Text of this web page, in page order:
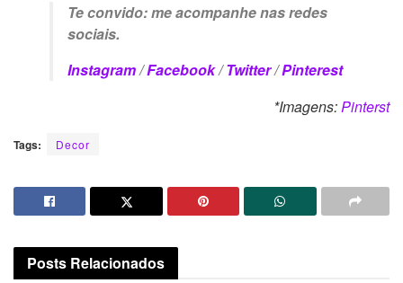
Te convido: me acompanhe nas redes
sociais.
Instagram/Facebook/Twitter/Pinterest
*Imagens:Pinterst
Tags: Decor
Posts Relacionados